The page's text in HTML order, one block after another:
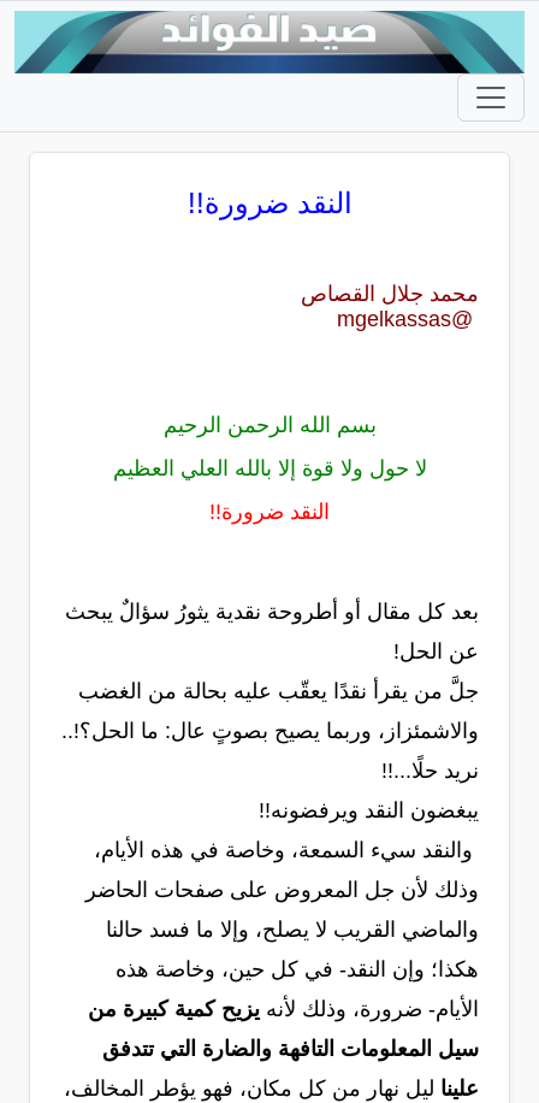
النقد ضرورة!!
محمد جلال القصاص
@mgelkassas
بسم الله الرحمن الرحيم
لا حول ولا قوة إلا بالله العلي العظيم
النقد ضرورة!!
بعد كل مقال أو أطروحة نقدية يثورُ سؤالٌ يبحث
عن الحل!
جلَّ من يقرأ نقدًا يعقّب عليه بحالة من الغضب
والاشمئزاز، وربما يصيح بصوتٍ عال: ما الحل؟!..
نريد حلًا...!!
يبغضون النقد ويرفضونه!!
والنقد سيء السمعة، وخاصة في هذه الأيام،
وذلك لأن جل المعروض على صفحات الحاضر
والماضي القريب لا يصلح، وإلا ما فسد حالنا
هكذا؛ وإن النقد- في كل حين، وخاصة هذه
الأيام- ضرورة، وذلك لأنه يزيح كمية كبيرة من
سيل المعلومات التافهة والضارة التي تتدفق
علينا ليل نهار من كل مكان، فهو يؤطر المخالف،